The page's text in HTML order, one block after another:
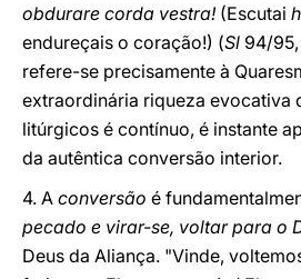
obdurare corda vestra!(Escutai
endureçais o coração!) (Sl 94/
refere-se precisamente à
extraordinária riqueza evocativa
litúrgicos é contínuo, é instante
da autêntica conversão interior.
4. A conversão é
pecado e virar-se, voltar para o
Deus da Aliança. "Vinde,